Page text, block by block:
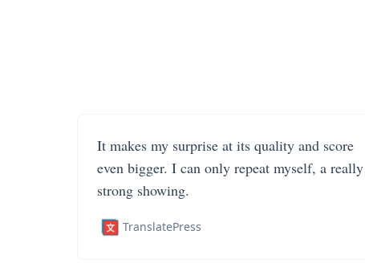
It makes my surprise at its quality and score
even bigger. I can only repeat myself, a really
strong showing.
TranslatePress